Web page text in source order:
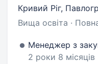
Кривий Ріг,
Вища освіта ·
Менеджер з
2 роки 8 місяців